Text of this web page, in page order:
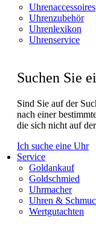
Uhrenaccessoires
Uhrenzubehör
Uhrenlexikon
Uhrenservice
Suchen Sie
Sind Sie auf der
nach einer
die sich nicht auf
Ich suche eine Uhr
Service
Goldankauf
Goldschmied
Uhrmacher
Uhren &
Wertgutachten